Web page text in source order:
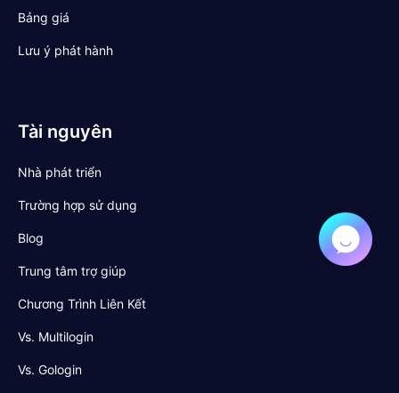
Bảng giá
Lưu ý phát hành
Tài nguyên
Nhà phát triển
Trường hợp sử dụng
Blog
Trung tâm trợ giúp
Chương Trình Liên Kết
Vs. Multilogin
Vs. Gologin